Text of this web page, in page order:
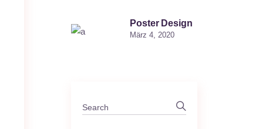
Poster Design
März 4, 2020